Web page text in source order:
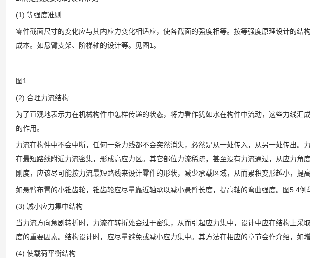
(1) 等强度准则
零件截面尺寸的变化应与其内应力变化相适应，使各截面的强度相等。按等强度原理设计的结
成本。如悬臂支架、阶梯轴的设计等。见图1。
图1
(2) 合理力流结构
为了直观地表示力在机械构件中怎样传递的状态，将力看作犹如水在构件中流动，这些力线汇
的作用。
力流在构件中不会中断，任何一条力线都不会突然消失，必然是从一处传入，从另一处传出。
在最短路线附近力流密集，形成高应力区。其它部位力流稀疏，甚至没有力流通过，从应力角
刚度，应该尽可能按力流最短路线来设计零件的形状，减少承载区域，从而累积变形越小，提
如悬臂布置的小锥齿轮，锥齿轮应尽量靠近轴承以减小悬臂长度，提高轴的弯曲强度。图5.4例
(3) 减小应力集中结构
当力流方向急剧转折时，力流在转折处会过于密集，从而引起应力集中，设计中应在结构上采
度的重要因素。结构设计时，应尽量避免或减小应力集中。其方法在相应的章节会作介绍，如
(4) 使载荷平衡结构